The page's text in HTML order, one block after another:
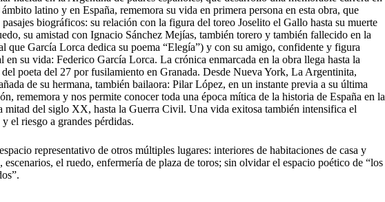
latino y en España, rememora su vida en primera persona en esta obra, que
pasajes biográficos: su relación con la figura del toreo Joselito el Gallo hasta su muerte
su amistad con Ignacio Sánchez Mejías, también torero y también fallecido en la
que García Lorca dedica su poema “Elegía”) y con su amigo, confidente y figura
en su vida: Federico García Lorca. La crónica enmarcada en la obra llega hasta la
del poeta del 27 por fusilamiento en Granada. Desde Nueva York, La Argentinita,
de su hermana, también bailaora: Pilar López, en un instante previa a su última
rememora y nos permite conocer toda una época mítica de la historia de España en la
mitad del siglo XX, hasta la Guerra Civil. Una vida exitosa también intensifica el
el riesgo a grandes pérdidas.
representativo de otros múltiples lugares: interiores de habitaciones de casa y
escenarios, el ruedo, enfermería de plaza de toros; sin olvidar el espacio poético de “los